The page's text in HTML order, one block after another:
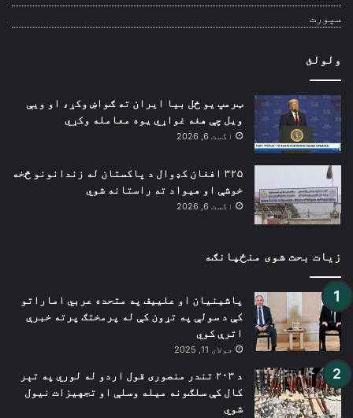
سپورت
ولولئ
ټرمپ یو ځل بیا ایران ته ګواښ وکړ، او ویې
ویل چې هغه غواړي یوه معامله وکړي
اگست 6, 2026
۳۲۵ افغان کډوال د پاکستان له زندانونو څخه
خوشې او هیواد ته راستانه شوي
اگست 6, 2026
زیات بحث شوی منځپانګه
پاشینیان او علییف په متحده عربي اماراتو
کې د سولې په تړون کې له پرمختګ پرته خبرې
اترې کوي
جولای 11, 2025
د ۲۰۳ تندر منصوری قول اردو له لوري په تېر
کال کې سلګونه میله وسلې او تجهیزات نیول
شوي